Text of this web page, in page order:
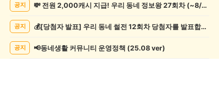
목
공지 💸 전원 2,000캐시 지급! 우리 동네 정보왕 27회차 (~8/10)
공지 💰[당첨자 발표] 우리 동네 썰전 12회차 당첨자를 발표합니다!
공지 📢동네생활 커뮤니티 운영정책 (25.08 ver)